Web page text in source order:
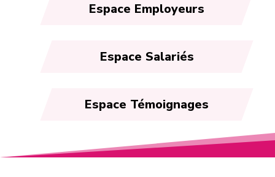
Espace Employeurs
Espace Salariés
Espace Témoignages